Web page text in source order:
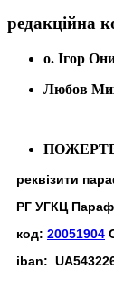
редакційна
о. Ігор
Любов
реквізити
РГ УГКЦ
код: 20051904
iban: